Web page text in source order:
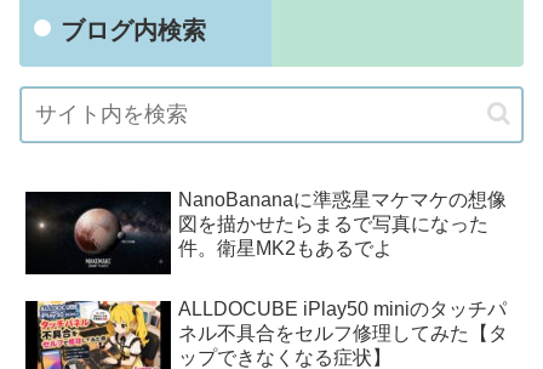
ブログ内検索
NanoBananaに準惑星マケマケの想像
図を描かせたらまるで写真になった
件。衛星MK2もあるでよ
ALLDOCUBE iPlay50 miniのタッチパ
ネル不具合をセルフ修理してみた【タ
ップできなくなる症状】